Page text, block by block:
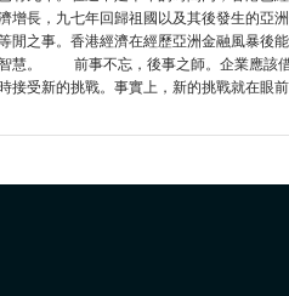
增長，九七年回歸祖國以及其後發生的亞
閒之事。香港經濟在經歷亞洲金融風暴後
慧。 前事不忘，後事之師。企業應該借
接受新的挑戰。事實上，新的挑戰就在眼